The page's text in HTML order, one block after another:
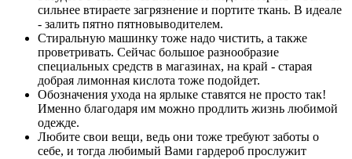
сильнее втираете загрязнение и портите ткань. В идеале
- залить пятно пятновыводителем.
Стиральную машинку тоже надо чистить, а также
проветривать. Сейчас большое разнообразие
специальных средств в магазинах, на край - старая
добрая лимонная кислота тоже подойдет.
Обозначения ухода на ярлыке ставятся не просто так!
Именно благодаря им можно продлить жизнь любимой
одежде.
Любите свои вещи, ведь они тоже требуют заботы о
себе, и тогда любимый Вами гардероб прослужит